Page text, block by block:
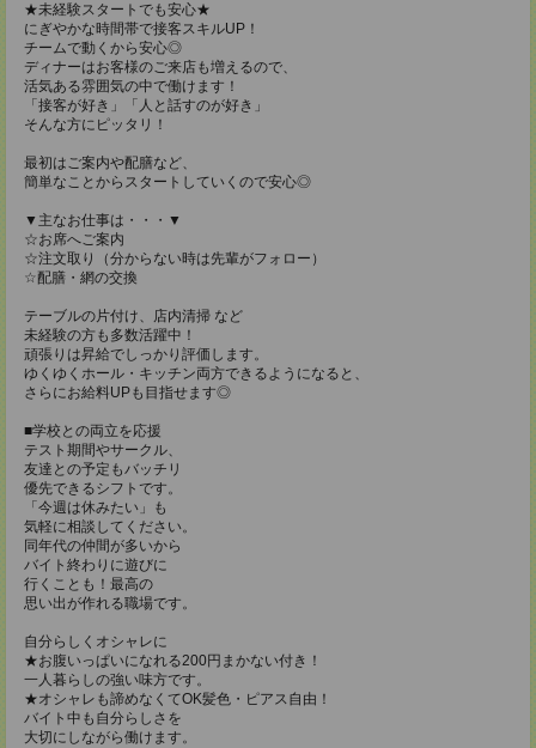
★未経験スタートでも安心★
にぎやかな時間帯で接客スキルUP！
チームで動くから安心◎
ディナーはお客様のご来店も増えるので、
活気ある雰囲気の中で働けます！
「接客が好き」「人と話すのが好き」
そんな方にピッタリ！
最初はご案内や配膳など、
簡単なことからスタートしていくので安心◎
▼主なお仕事は・・・▼
☆お席へご案内
☆注文取り（分からない時は先輩がフォロー）
☆配膳・網の交換
テーブルの片付け、店内清掃 など
未経験の方も多数活躍中！
頑張りは昇給でしっかり評価します。
ゆくゆくホール・キッチン両方できるようになると、
さらにお給料UPも目指せます◎
■学校との両立を応援
テスト期間やサークル、
友達との予定もバッチリ
優先できるシフトです。
「今週は休みたい」も
気軽に相談してください。
同年代の仲間が多いから
バイト終わりに遊びに
行くことも！最高の
思い出が作れる職場です。
自分らしくオシャレに
★お腹いっぱいになれる200円まかない付き！
一人暮らしの強い味方です。
★オシャレも諦めなくてOK髪色・ピアス自由！
バイト中も自分らしさを
大切にしながら働けます。